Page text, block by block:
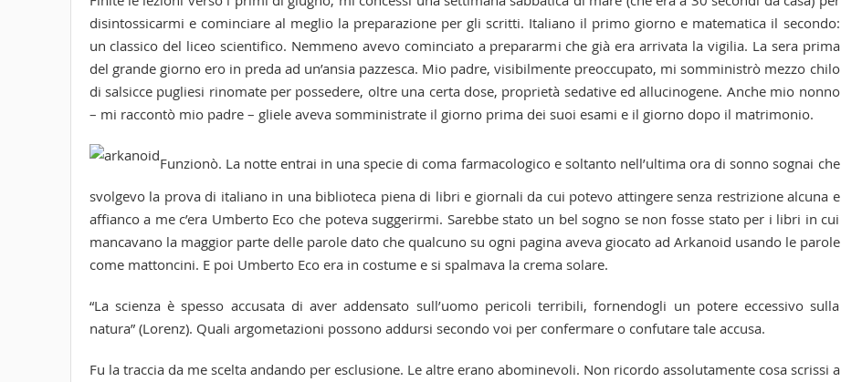
disintossicarmi e cominciare al meglio la preparazione per gli scritti. Italiano il primo giorno e matematica il secondo:
un classico del liceo scientifico. Nemmeno avevo cominciato a prepararmi che già era arrivata la vigilia. La sera prima
del grande giorno ero in preda ad un’ansia pazzesca. Mio padre, visibilmente preoccupato, mi somministrò mezzo chilo
di salsicce pugliesi rinomate per possedere, oltre una certa dose, proprietà sedative ed allucinogene. Anche mio nonno
– mi raccontò mio padre – gliele aveva somministrate il giorno prima dei suoi esami e il giorno dopo il matrimonio.
Funzionò. La notte entrai in una specie di coma farmacologico e soltanto nell’ultima ora di sonno sognai che
svolgevo la prova di italiano in una biblioteca piena di libri e giornali da cui potevo attingere senza restrizione alcuna e
affianco a me c’era Umberto Eco che poteva suggerirmi. Sarebbe stato un bel sogno se non fosse stato per i libri in cui
mancavano la maggior parte delle parole dato che qualcuno su ogni pagina aveva giocato ad Arkanoid usando le parole
come mattoncini. E poi Umberto Eco era in costume e si spalmava la crema solare.
“La scienza è spesso accusata di aver addensato sull’uomo pericoli terribili, fornendogli un potere eccessivo sulla
natura” (Lorenz). Quali argometazioni possono addursi secondo voi per confermare o confutare tale accusa.
Fu la traccia da me scelta andando per esclusione. Le altre erano abominevoli. Non ricordo assolutamente cosa scrissi a